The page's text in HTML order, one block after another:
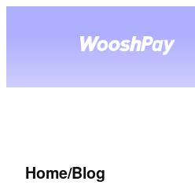
Home/Blog